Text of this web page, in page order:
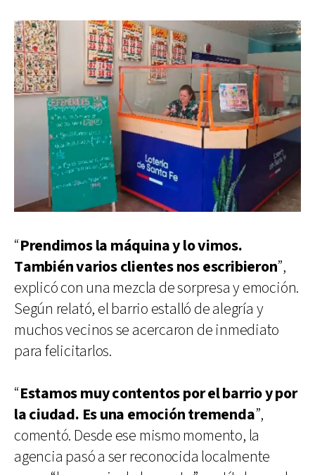
“Prendimos la máquina y lo vimos.
También varios clientes nos escribieron”,
explicó con una mezcla de sorpresa y emoción.
Según relató, el barrio estalló de alegría y
muchos vecinos se acercaron de inmediato
para felicitarlos.
“Estamos muy contentos por el barrio y por
la ciudad. Es una emoción tremenda”,
comentó. Desde ese mismo momento, la
agencia pasó a ser reconocida localmente